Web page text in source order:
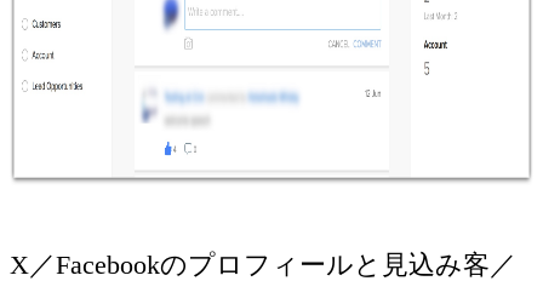
X／Facebookのプロフィールと見込み客／